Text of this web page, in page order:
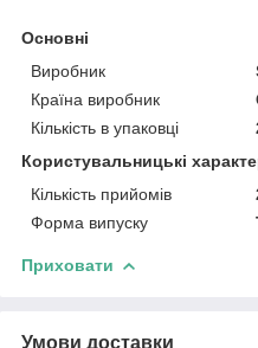
Основні
Виробник
Країна виробник
Кількість в упаковці
Користувальницькі
Кількість прийомів
Форма випуску
Приховати
Умови доставки